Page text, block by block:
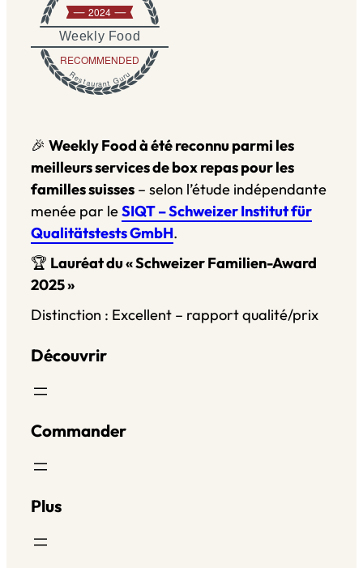
Weekly Food
2024
RECOMMENDED
Restaurant Guru
🎉 Weekly Food à été reconnu parmi les
meilleurs services de box repas pour les
familles suisses – selon l’étude indépendante
menée par leSIQT – Schweizer Institut für
Qualitätstests GmbH.
🏆 Lauréat du « Schweizer Familien-Award
2025 »
Distinction : Excellent – rapport qualité/prix
Découvrir
Commander
Plus